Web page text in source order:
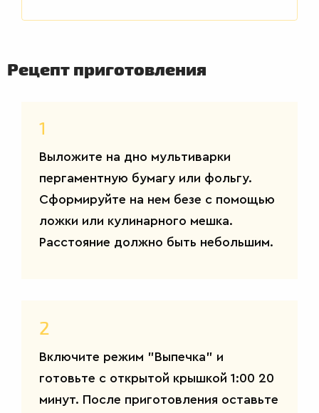
БЛЮДА
Рецепт приготовления
1
Выложите на дно мультиварки
пергаментную бумагу или фольгу.
Сформируйте на нем безе с помощью
ложки или кулинарного мешка.
Расстояние должно быть небольшим.
2
Включите режим "Выпечка" и
готовьте с открытой крышкой 1:00 20
минут. После приготовления оставьте